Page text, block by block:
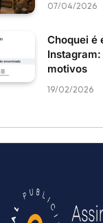
07/04/2026
Choquei é
motivos
19/02/2026